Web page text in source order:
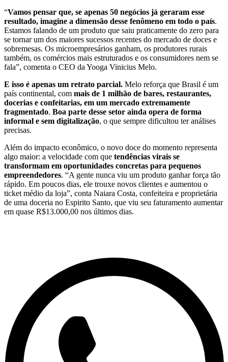
“Vamos pensar que, se apenas 50 negócios já geraram esse
resultado, imagine a dimensão desse fenômeno em todo o país.
Estamos falando de um produto que saiu praticamente do zero para
se tornar um dos maiores sucessos recentes do mercado de doces e
sobremesas. Os microempresários ganham, os produtores rurais
também, os comércios mais estruturados e os consumidores nem se
fala”, comenta o CEO da Yooga Vinicius Melo.
E isso é apenas um retrato parcial. Melo reforça que Brasil é um
país continental, com mais de 1 milhão de bares, restaurantes,
docerias e confeitarias, em um mercado extremamente
fragmentado. Boa parte desse setor ainda opera de forma
informal e sem digitalização, o que sempre dificultou ter análises
precisas.
Além do impacto econômico, o novo doce do momento representa
algo maior: a velocidade com que tendências virais se
transformam em oportunidades concretas para pequenos
empreendedores. “A gente nunca viu um produto ganhar força tão
rápido. Em poucos dias, ele trouxe novos clientes e aumentou o
ticket médio da loja”, conta Naiara Costa, confeiteira e proprietária
de uma doceria no Espirito Santo, que viu seu faturamento aumentar
em quase R$13.000,00 nos últimos dias.